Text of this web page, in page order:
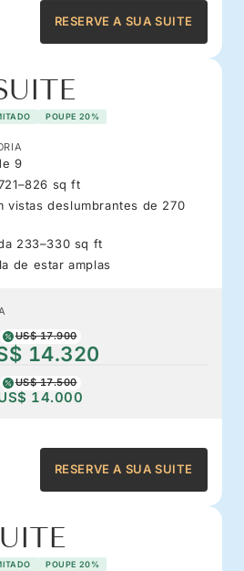
RESERVE A SUA SUITE
POUPE 20%
9
sq ft
vistas deslumbrantes de 270
233–330 sq ft
de estar amplas
US$ 17.900
14.320
US$ 17.500
14.000
RESERVE A SUA SUITE
POUPE 20%